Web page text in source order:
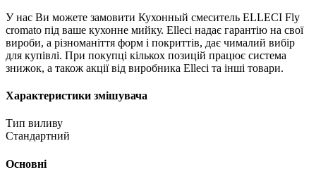
У нас Ви можете замовити Кухонный смеситель ELLECI Fly
cromato під ваше кухонне мийку. Elleci надає гарантію на свої
вироби, а різноманіття форм і покриттів, дає чималий вибір
для купівлі. При покупці кількох позицій працює система
знижок, а також акції від виробника Elleci та інші товари.
Характеристики змішувача
Тип виливу
Стандартний
Основні